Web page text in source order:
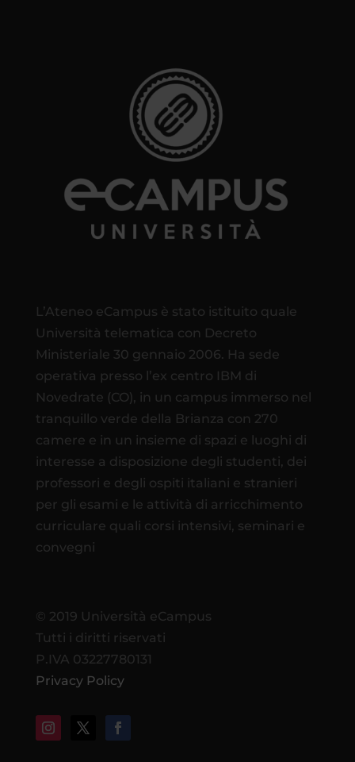
L’Ateneo eCampus è stato istituito quale
Università telematica con Decreto
Ministeriale 30 gennaio 2006. Ha sede
operativa presso l’ex centro IBM di
Novedrate (CO), in un campus immerso nel
tranquillo verde della Brianza con 270
camere e in un insieme di spazi e luoghi di
interesse a disposizione degli studenti, dei
professori e degli ospiti italiani e stranieri
per gli esami e le attività di arricchimento
curriculare quali corsi intensivi, seminari e
convegni
© 2019 Università eCampus
Tutti i diritti riservati
P.IVA 03227780131
Privacy Policy